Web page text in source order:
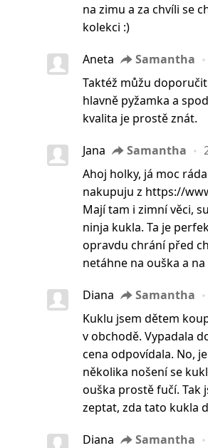
na zimu a za chvíli se
kolekci :)
Aneta Samantha
Taktéž můžu
hlavně pyžamka a
kvalita je prostě znát.
Jana Samantha
Ahoj holky, já moc
nakupuju z https://
Mají tam i zimní věci,
ninja kukla. Ta je
opravdu chrání před
netáhne na ouška a
Diana Samantha
Kuklu jsem dětem
v obchodě. Vypadala
cena odpovídala. No,
několika nošení se
ouška prostě fučí. Tak
zeptat, zda tato kukla
Diana Samantha